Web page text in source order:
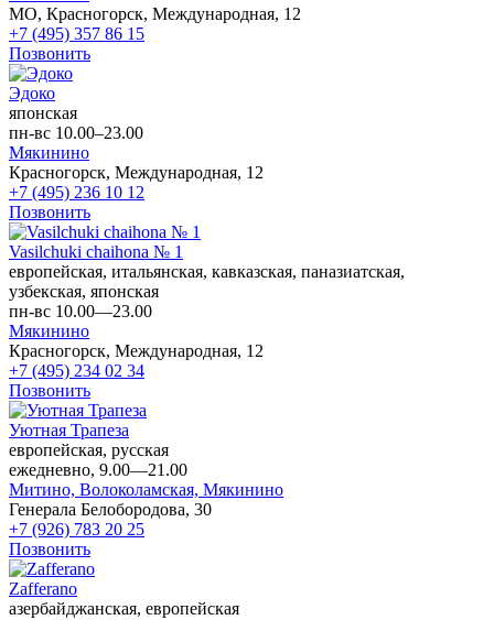
МО, Красногорск, Международная, 12
+7 (495) 357 86 15
Позвонить
Эдоко
японская
пн-вс 10.00–23.00
Мякинино
Красногорск, Международная, 12
+7 (495) 236 10 12
Позвонить
Vasilchuki chaihona № 1
европейская, итальянская, кавказская, паназиатская,
узбекская, японская
пн-вс 10.00—23.00
Мякинино
Красногорск, Международная, 12
+7 (495) 234 02 34
Позвонить
Уютная Трапеза
европейская, русская
ежедневно, 9.00—21.00
Митино, Волоколамская, Мякинино
Генерала Белобородова, 30
+7 (926) 783 20 25
Позвонить
Zafferano
азербайджанская, европейская